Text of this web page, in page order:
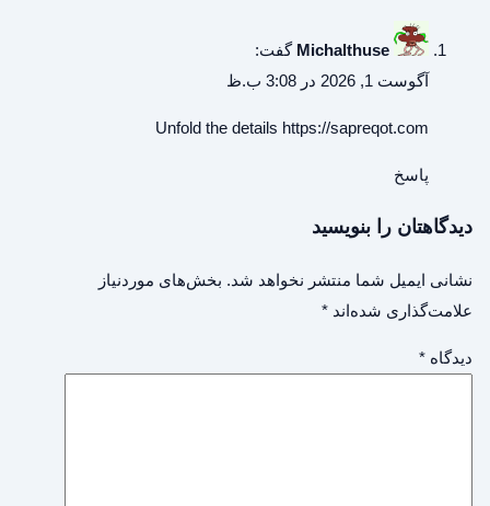
Michalthuse گفت:
آگوست 1, 2026 در 3:08 ب.ظ
Unfold the details https://sapreqot.com
پاسخ
دیدگاهتان را بنویسید
نشانی ایمیل شما منتشر نخواهد شد. بخش‌های موردنیاز
علامت‌گذاری شده‌اند *
دیدگاه *